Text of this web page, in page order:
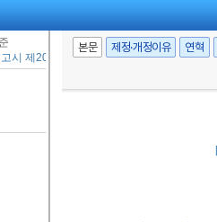
시 제2025-4호, 2025. 5. 21., 제정]
본문 제정·개정이유 연혁